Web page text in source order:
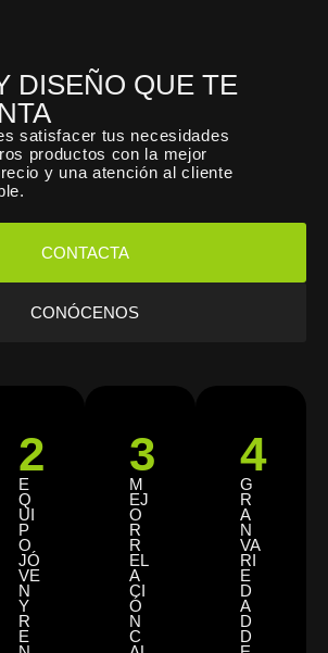
DISEÑO QUE TE
satisfacer tus necesidades
productos con la mejor
y una atención al cliente
CONTACTA
CONÓCENOS
2
E
Q
UI
P
O
JÓ
VE
N
Y
R
E
3
M
EJ
O
R
R
EL
A
CI
Ó
N
C
4
G
R
A
N
VA
RI
E
D
A
D
D